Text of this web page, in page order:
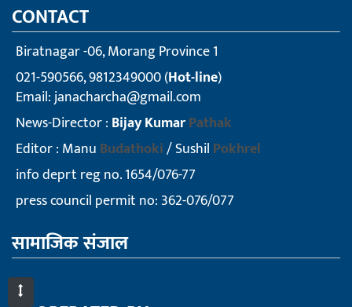
CONTACT
Biratnagar -06, Morang Province 1
021-590566, 9812349000 (Hot-line)
Email:janacharcha@gmail.com
News-Director : Bijay KumarPathak
Editor : Manu Budathoki/ Sushil Pokhrel
info deprt reg no. 1654/076-77
press council permit no: 362-076/077
सामाजिक संजाल